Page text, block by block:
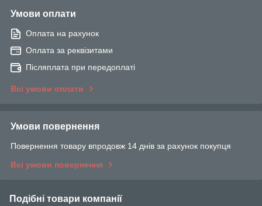
Умови оплати
Оплата на рахунок
Оплата за реквізитами
Післяплата при передоплаті
Всі умови оплати
Умови повернення
Повернення товару впродовж 14 днів за рахунок покупця
Всі умови повернення
Подібні товари компанії